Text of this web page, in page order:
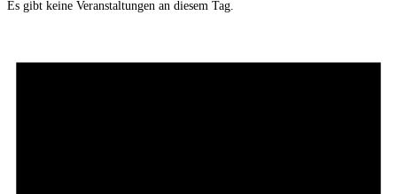
Es gibt keine Veranstaltungen an diesem Tag.